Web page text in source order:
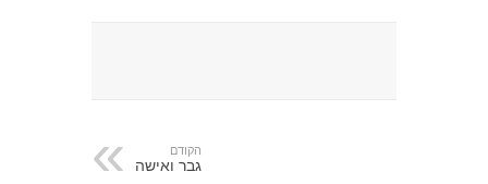
הקודם
גבר ואישה